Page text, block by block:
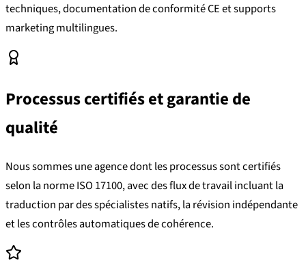
techniques, documentation de conformité CE et supports
marketing multilingues.
Processus certifiés et garantie de
qualité
Nous sommes une agence dont les processus sont certifiés
selon la norme ISO 17100, avec des flux de travail incluant la
traduction par des spécialistes natifs, la révision indépendante
et les contrôles automatiques de cohérence.